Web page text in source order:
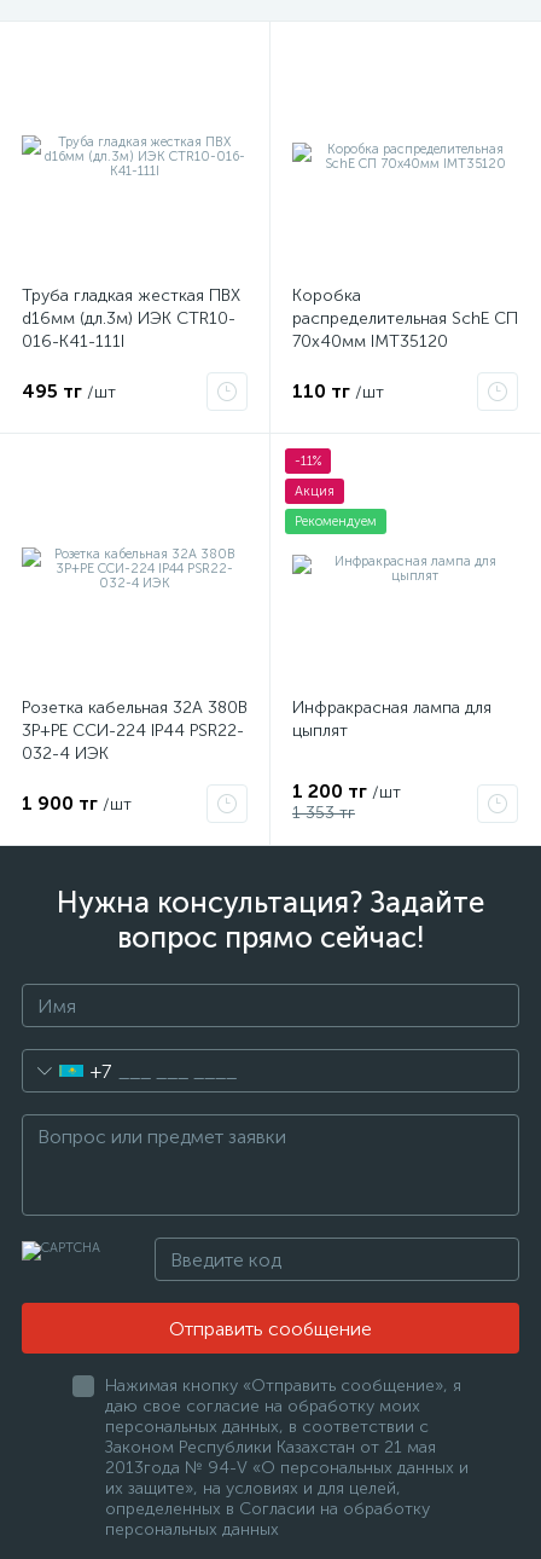
Труба гладкая жесткая ПВХ
d16мм (дл.3м) ИЭК CTR10-
016-K41-111I
495 тг /шт
Коробка
распределительная SchE СП
70х40мм IMT35120
110 тг /шт
Розетка кабельная 32А 380В
3P+PЕ ССИ-224 IP44 PSR22-
032-4 ИЭК
1 900 тг /шт
-11%
Акция
Рекомендуем
Инфракрасная лампа для
цыплят
1 200 тг /шт
1 353 тг
Нужна консультация? Задайте
вопрос прямо сейчас!
+7
Отправить сообщение
Нажимая кнопку «Отправить сообщение», я
даю свое согласие на обработку моих
персональных данных, в соответствии с
Законом Республики Казахстан от 21 мая
2013года № 94-V «О персональных данных и
их защите», на условиях и для целей,
определенных в Согласии на обработку
персональных данных